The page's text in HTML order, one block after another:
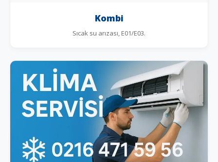
Kombi
Sıcak su arızası, E01/E03.